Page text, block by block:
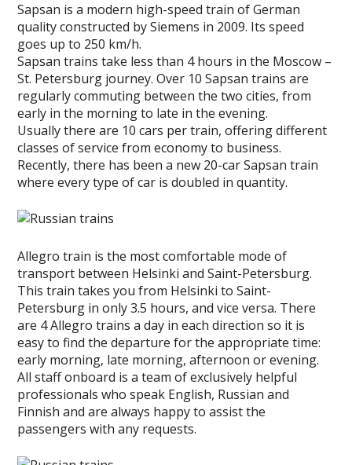
Sapsan is a modern high-speed train of German
quality constructed by Siemens in 2009. Its speed
goes up to 250 km/h.
Sapsan trains take less than 4 hours in the Moscow –
St. Petersburg journey. Over 10 Sapsan trains are
regularly commuting between the two cities, from
early in the morning to late in the evening.
Usually there are 10 cars per train, offering different
classes of service from economy to business.
Recently, there has been a new 20-car Sapsan train
where every type of car is doubled in quantity.
Allegro train is the most comfortable mode of
transport between Helsinki and Saint-Petersburg.
This train takes you from Helsinki to Saint-
Petersburg in only 3.5 hours, and vice versa. There
are 4 Allegro trains a day in each direction so it is
easy to find the departure for the appropriate time:
early morning, late morning, afternoon or evening.
All staff onboard is a team of exclusively helpful
professionals who speak English, Russian and
Finnish and are always happy to assist the
passengers with any requests.